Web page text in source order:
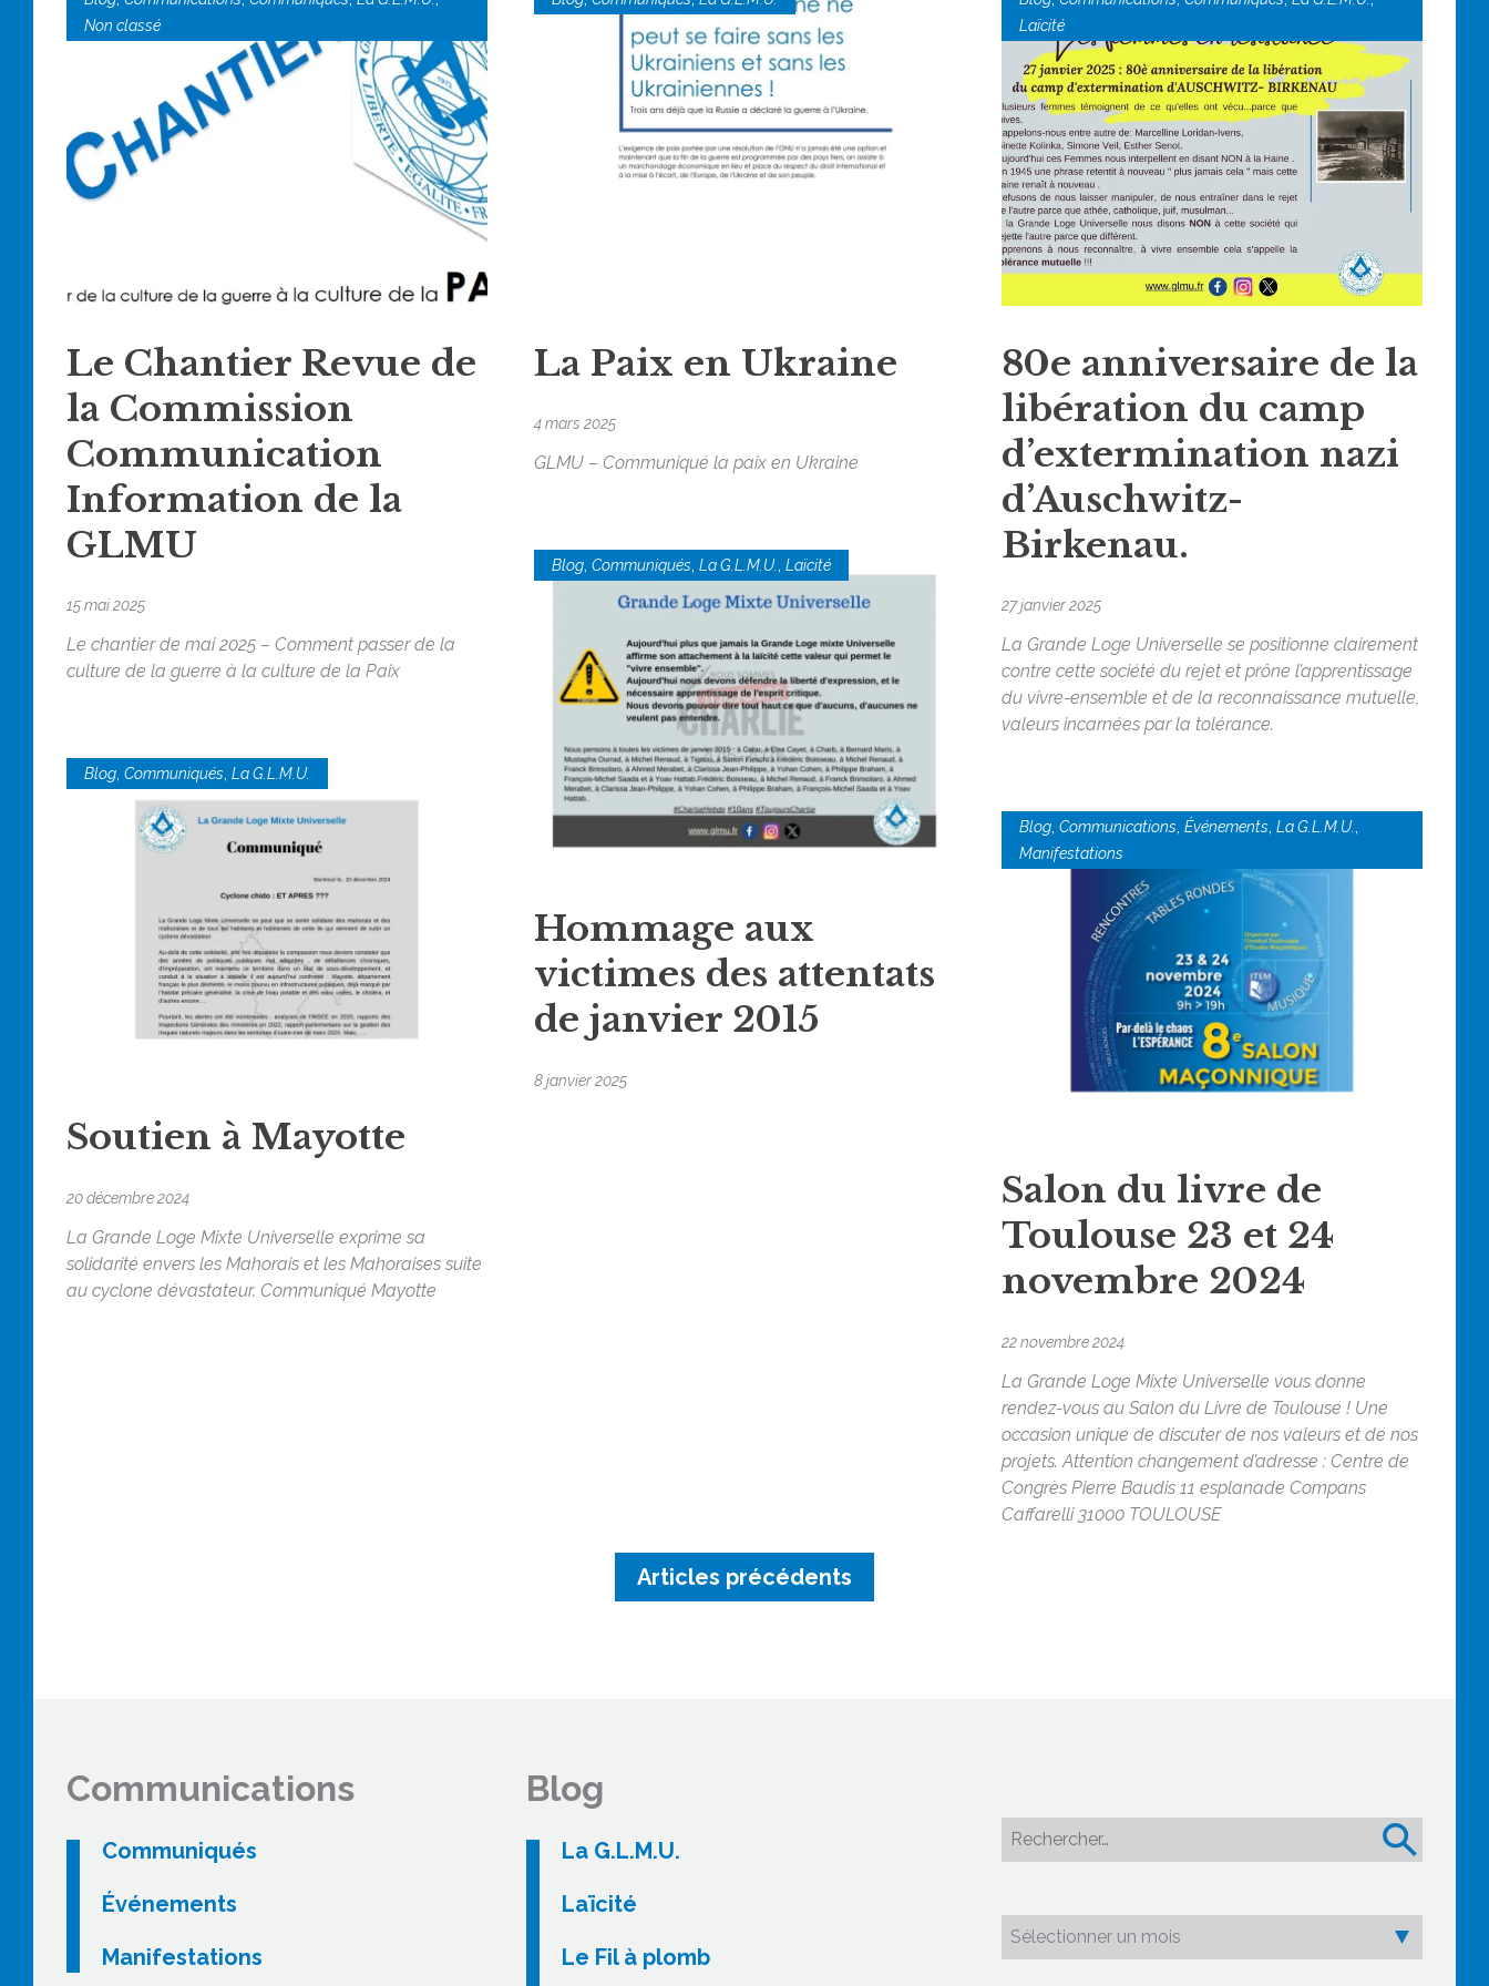
Non classé
Le Chantier Revue de
la Commission
Communication
Information de la
GLMU
15 mai 2025
Le chantier de mai 2025 – Comment passer de la
culture de la guerre à la culture de la Paix
La Paix en Ukraine
4 mars 2025
GLMU – Communiqué la paix en Ukraine
Laïcité
80e anniversaire de la
libération du camp
d’extermination nazi
d’Auschwitz-
Birkenau.
27 janvier 2025
La Grande Loge Universelle se positionne clairement
contre cette société du rejet et prône l’apprentissage
du vivre-ensemble et de la reconnaissance mutuelle,
valeurs incarnées par la tolérance.
Blog, Communiqués, La G.L.M.U., Laïcité
Hommage aux
victimes des attentats
de janvier 2015
8 janvier 2025
Blog, Communiqués, La G.L.M.U.
Soutien à Mayotte
20 décembre 2024
La Grande Loge Mixte Universelle exprime sa
solidarité envers les Mahorais et les Mahoraises suite
au cyclone dévastateur. Communiqué Mayotte
Blog, Communications, Événements, La G.L.M.U.,
Manifestations
Salon du livre de
Toulouse 23 et 24
novembre 2024
22 novembre 2024
La Grande Loge Mixte Universelle vous donne
rendez-vous au Salon du Livre de Toulouse ! Une
occasion unique de discuter de nos valeurs et de nos
projets. Attention changement d’adresse : Centre de
Congrès Pierre Baudis 11 esplanade Compans
Caffarelli 31000 TOULOUSE
Articles précédents
Communications
Communiqués
Événements
Manifestations
Blog
La G.L.M.U.
Laïcité
Le Fil à plomb
Rechercher :